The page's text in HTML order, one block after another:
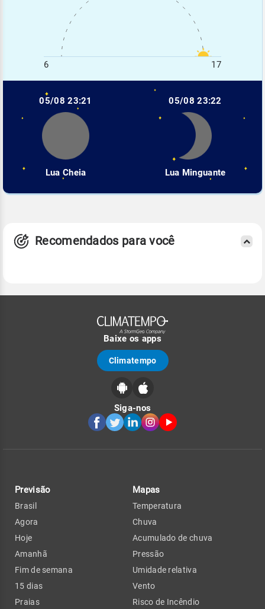
6 17
05/08 23:21
Lua Cheia
05/08 23:22
Lua Minguante
Recomendados para você
Baixe os apps
Climatempo
Siga-nos
Previsão
Brasil
Agora
Hoje
Amanhã
Fim de semana
15 dias
Praias
Mapas
Temperatura
Chuva
Acumulado de chuva
Pressão
Umidade relativa
Vento
Risco de Incêndio